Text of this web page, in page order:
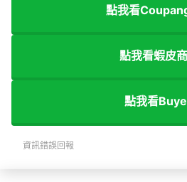
點我看
點我看蝦皮
點我看
資訊錯誤回報